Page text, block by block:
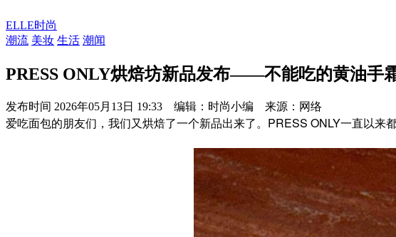
ELLE时尚
潮流 美妆 生活 潮闻
PRESS ONLY烘焙坊新品发布——不能吃的黄油手
发布时间 2026年05月13日 19:33 编辑：时尚小编 来源：网络
爱吃面包的朋友们，我们又烘焙了一个新品出来了。PRESS ONLY一直以来